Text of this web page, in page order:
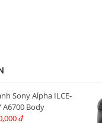
Sony Alpha ILCE-
A6700 Body
đ